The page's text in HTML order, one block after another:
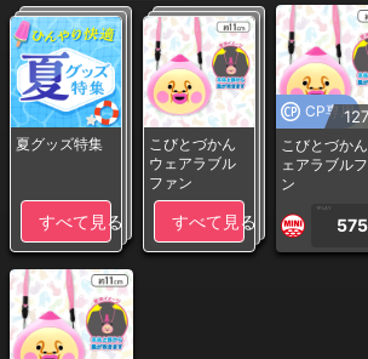
夏グッズ特集
すべて見る
こびとづかん
ウェアラブル
ファン
すべて見る
CP専用
こびとづか
ェアラブル
ン
1PLAY
575